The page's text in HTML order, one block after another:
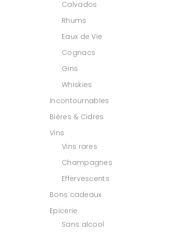
Calvados
Rhums
Eaux de Vie
Cognacs
Gins
Whiskies
Incontournables
Bières & Cidres
Vins
Vins rares
Champagnes
Effervescents
Bons cadeaux
Epicerie
Sans alcool